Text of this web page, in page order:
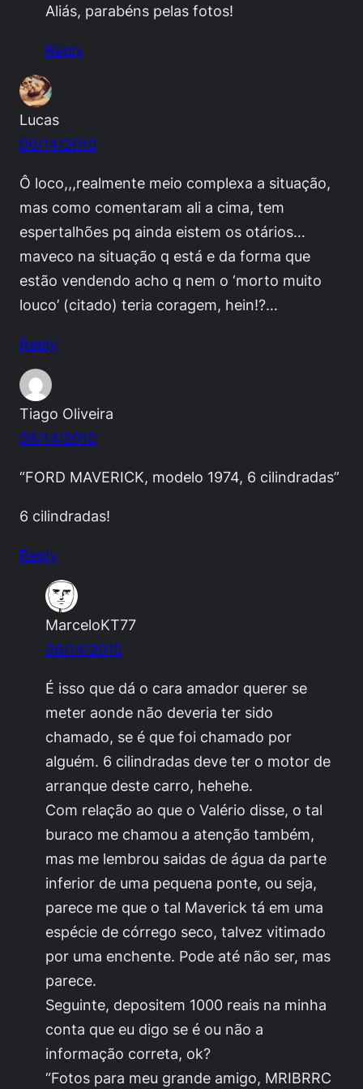
Aliás, parabéns pelas fotos!
Reply
Lucas
06/14/2010
Ô loco,,,realmente meio complexa a situação,
mas como comentaram ali a cima, tem
espertalhões pq ainda eistem os otários…
maveco na situação q está e da forma que
estão vendendo acho q nem o ‘morto muito
louco’ (citado) teria coragem, hein!?…
Reply
Tiago Oliveira
06/14/2010
“FORD MAVERICK, modelo 1974, 6 cilindradas”
6 cilindradas!
Reply
MarceloKT77
06/14/2010
É isso que dá o cara amador querer se
meter aonde não deveria ter sido
chamado, se é que foi chamado por
alguém. 6 cilindradas deve ter o motor de
arranque deste carro, hehehe.
Com relação ao que o Valério disse, o tal
buraco me chamou a atenção também,
mas me lembrou saidas de água da parte
inferior de uma pequena ponte, ou seja,
parece me que o tal Maverick tá em uma
espécie de córrego seco, talvez vitimado
por uma enchente. Pode até não ser, mas
parece.
Seguinte, depositem 1000 reais na minha
conta que eu digo se é ou não a
informação correta, ok?
“Fotos para meu grande amigo, MRIBRRC